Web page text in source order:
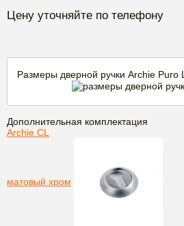
Цену уточняйте по телефону
Размеры дверной ручки Archie Puro L
Дополнительная комплектация
Archie CL
матовый хром